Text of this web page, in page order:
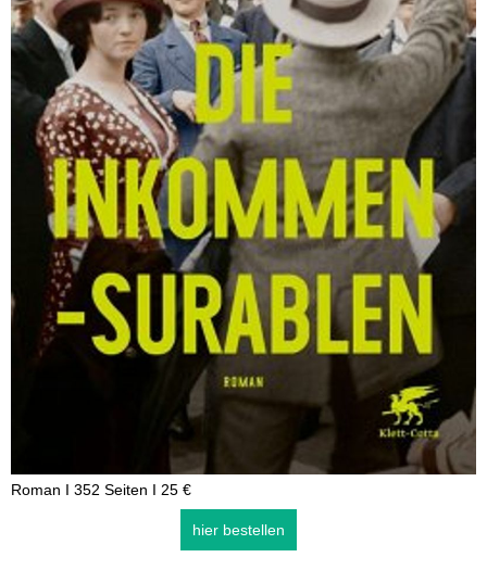
Roman I 352 Seiten I 25 €
hier bestellen